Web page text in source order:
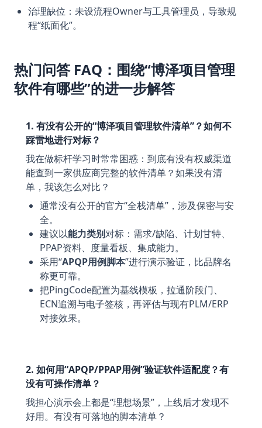
治理缺位：未设流程Owner与工具管理员，导致规
程“纸面化”。
热门问答 FAQ：围绕“博泽项目管理
软件有哪些”的进一步解答
1. 有没有公开的“博泽项目管理软件清单”？如何不
踩雷地进行对标？
我在做标杆学习时常常困惑：到底有没有权威渠道
能查到一家供应商完整的软件清单？如果没有清
单，我该怎么对比？
通常没有公开的官方“全栈清单”，涉及保密与安
全。
建议以能力类别对标：需求/缺陷、计划甘特、
PPAP资料、度量看板、集成能力。
采用“APQP用例脚本”进行演示验证，比品牌名
称更可靠。
把PingCode配置为基线模板，拉通阶段门、
ECN追溯与电子签核，再评估与现有PLM/ERP
对接效果。
2. 如何用“APQP/PPAP用例”验证软件适配度？有
没有可操作清单？
我担心演示会上都是“理想场景”，上线后才发现不
好用。有没有可落地的脚本清单？